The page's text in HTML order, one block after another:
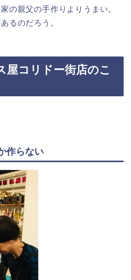
の親父の手作りよりうまい。
るのだろう。
屋コリドー街店のこ
作らない